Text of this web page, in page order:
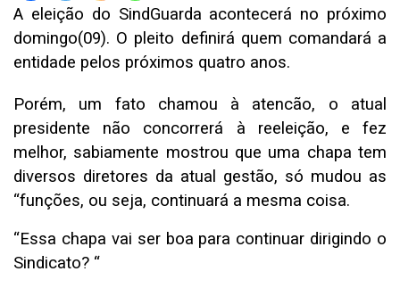
A eleição do SindGuarda acontecerá no próximo
domingo(09). O pleito definirá quem comandará a
entidade pelos próximos quatro anos.
Porém, um fato chamou à atencão, o atual
presidente não concorrerá à reeleição, e fez
melhor, sabiamente mostrou que uma chapa tem
diversos diretores da atual gestão, só mudou as
“funções, ou seja, continuará a mesma coisa.
“Essa chapa vai ser boa para continuar dirigindo o
Sindicato? “